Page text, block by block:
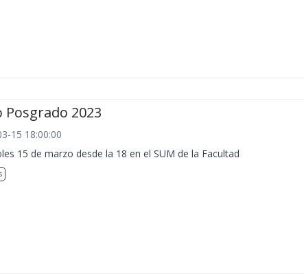
Posgrado 2023
15 18:00:00
15 de marzo desde la 18 en el SUM de la Facultad